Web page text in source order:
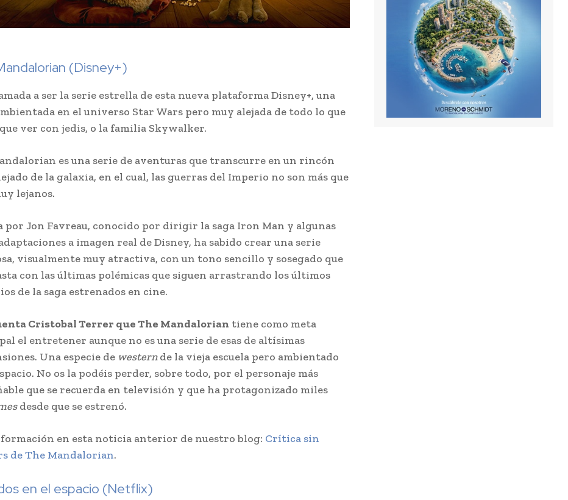
(Disney+)
a ser la serie estrella de esta nueva plataforma Disney+, una
en el universo Star Wars pero muy alejada de todo lo que
ver con jedis, o la familia Skywalker.
es una serie de aventuras que transcurre en un rincón
de la galaxia, en el cual, las guerras del Imperio no son más que
lejanos.
por Jon Favreau, conocido por dirigir la saga Iron Man y algunas
a imagen real de Disney, ha sabido crear una serie
visualmente muy atractiva, con un tono sencillo y sosegado que
con las últimas polémicas que siguen arrastrando los últimos
de la saga estrenados en cine.
Cristobal Terrer que The Mandalorian tiene como meta
el entretener aunque no es una serie de esas de altísimas
Una especie de westernde la vieja escuela pero ambientado
No os la podéis perder, sobre todo, por el personaje más
que se recuerda en televisión y que ha protagonizado miles
desde que se estrenó.
en esta noticia anterior de nuestro blog: Crítica sin
de The Mandalorian.
en el espacio (Netflix)